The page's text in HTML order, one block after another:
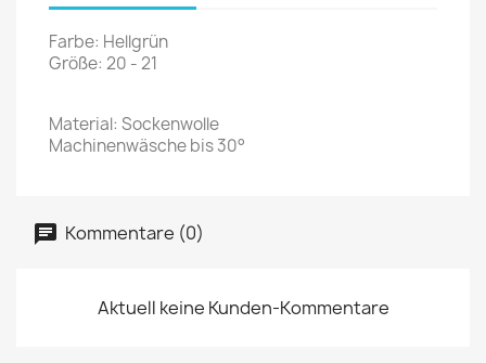
Farbe: Hellgrün
Größe: 20 - 21
Material: Sockenwolle
Machinenwäsche bis 30°
Kommentare (0)
Aktuell keine Kunden-Kommentare